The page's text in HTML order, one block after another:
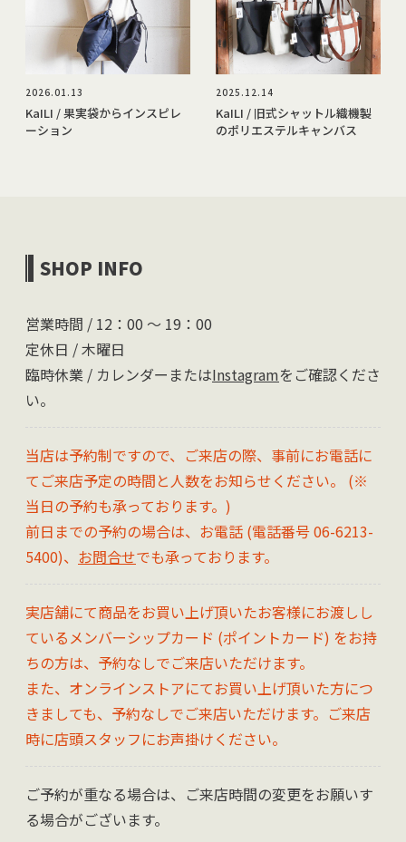
2026.01.13
KaILI / 果実袋からインスピレ
ーション
2025.12.14
KaILI / 旧式シャットル織機製
のポリエステルキャンバス
SHOP INFO
営業時間 / 12：00 〜 19：00
定休日 / 木曜日
臨時休業 / カレンダーまたはInstagramをご確認くださ
い。
当店は予約制ですので、ご来店の際、事前にお電話に
てご来店予定の時間と人数をお知らせください。 (※
当日の予約も承っております。)
前日までの予約の場合は、お電話 (電話番号 06-6213-
5400)、 お問合せでも承っております。
実店舗にて商品をお買い上げ頂いたお客様にお渡しし
ているメンバーシップカード (ポイントカード) をお持
ちの方は、予約なしでご来店いただけます。
また、オンラインストアにてお買い上げ頂いた方につ
きましても、予約なしでご来店いただけます。ご来店
時に店頭スタッフにお声掛けください。
ご予約が重なる場合は、ご来店時間の変更をお願いす
る場合がございます。